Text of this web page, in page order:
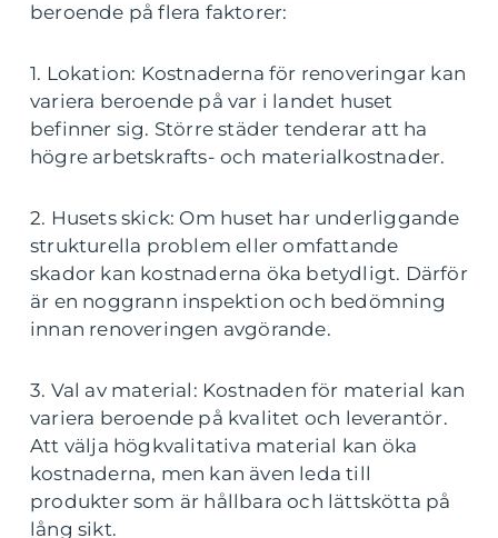
beroende på flera faktorer:
1. Lokation: Kostnaderna för renoveringar kan
variera beroende på var i landet huset
befinner sig. Större städer tenderar att ha
högre arbetskrafts- och materialkostnader.
2. Husets skick: Om huset har underliggande
strukturella problem eller omfattande
skador kan kostnaderna öka betydligt. Därför
är en noggrann inspektion och bedömning
innan renoveringen avgörande.
3. Val av material: Kostnaden för material kan
variera beroende på kvalitet och leverantör.
Att välja högkvalitativa material kan öka
kostnaderna, men kan även leda till
produkter som är hållbara och lättskötta på
lång sikt.